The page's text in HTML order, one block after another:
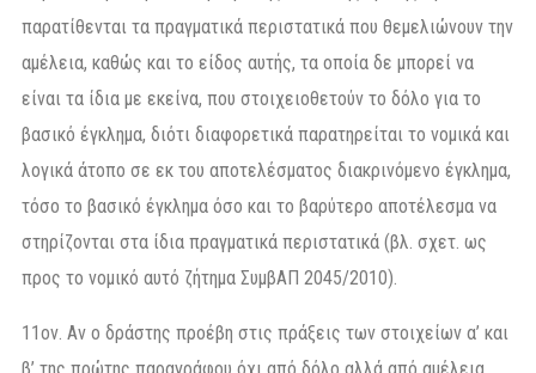
παρατίθενται τα πραγματικά περιστατικά που θεμελιώνουν την
αμέλεια, καθώς και το είδος αυτής, τα οποία δε μπορεί να
είναι τα ίδια με εκείνα, που στοιχειοθετούν το δόλο για το
βασικό έγκλημα, διότι διαφορετικά παρατηρείται το νομικά και
λογικά άτοπο σε εκ του αποτελέσματος διακρινόμενο έγκλημα,
τόσο το βασικό έγκλημα όσο και το βαρύτερο αποτέλεσμα να
στηρίζονται στα ίδια πραγματικά περιστατικά (βλ. σχετ. ως
προς το νομικό αυτό ζήτημα ΣυμβΑΠ 2045/2010).
11ον. Αν ο δράστης προέβη στις πράξεις των στοιχείων α’ και